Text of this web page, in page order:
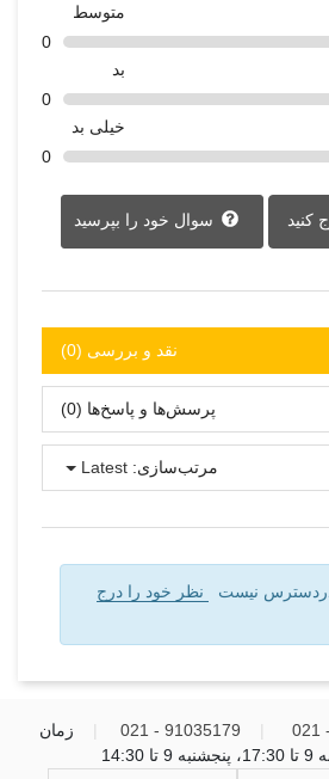
متوسط
0
بد
0
خیلی بد
0
سوال خود را بپرسید
نقد و بررسی‌‌ (0)
پرسش‌ها و پاسخ‌ها (0)
مرتب‌سازی: Latest
نیست
نظر خود را درج
91035179 - 021
زمان